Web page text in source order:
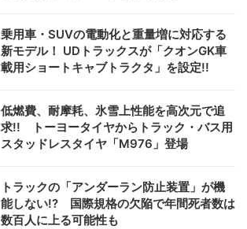
乗用車・SUVの電動化と重量増に対応する
新モデル！ UDトラックスが「クオンGK車
載用ショートキャブトラクタ」を設定!!
低燃費、耐摩耗、氷雪上性能を高次元で追
求!! トーヨータイヤからトラック・バス用
スタッドレスタイヤ「M976」登場
トラックの「アンダーラン防止装置」が機
能しない!? 国際規格の欠陥で年間死者数は
数百人に上る可能性も